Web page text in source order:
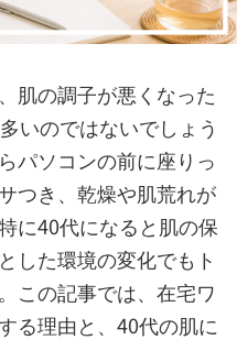
肌の調子が悪くなった
いのではないでしょう
パソコンの前に座りっ
つき、乾燥や肌荒れが
に40代になると肌の保
した環境の変化でもト
この記事では、在宅ワ
る理由と、40代の肌に